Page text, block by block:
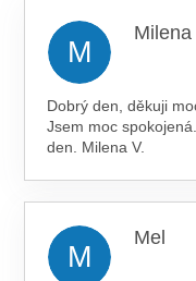
M
Milena
Dobrý den, děkuji
Jsem moc
den. Milena V.
M
Mel